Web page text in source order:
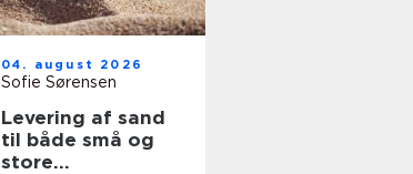
04. august 2026
Sofie Sørensen
Levering af sand
til både små og
store